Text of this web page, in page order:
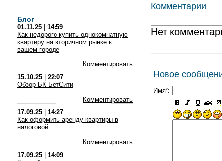
Блог
01.11.25
14:59
Как недорого купить однокомнатную
квартиру на вторичном рынке в
вашем городе
Комментировать
15.10.25
22:07
Обзор БК БетСити
Комментировать
17.09.25
14:27
Как оформить аренду квартиры в
налоговой
Комментировать
17.09.25
14:09
Комментарии
Нет
Новое
Имя*: